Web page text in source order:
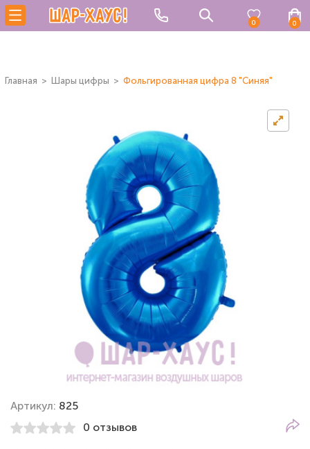
0 0
Главная Шары цифры Фольгированная цифра 8 "Синяя"
Артикул: 825
0 отзывов